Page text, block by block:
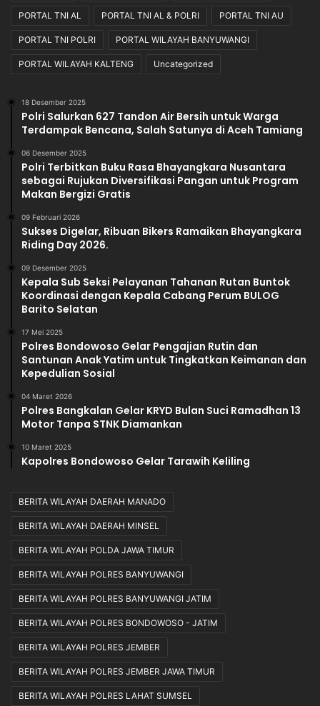
PORTAL TNI AL PORTAL TNI AL & POLRI PORTAL TNI AU
PORTAL TNI POLRI PORTAL WILAYAH BANYUWANGI
PORTAL WILAYAH KALTENG Uncategorized
18 Desember 2025
Polri Salurkan 627 Tandon Air Bersih untuk Warga
Terdampak Bencana, Salah Satunya di Aceh Tamiang
06 Desember 2025
Polri Terbitkan Buku Rasa Bhayangkara Nusantara
sebagai Rujukan Diversifikasi Pangan untuk Program
Makan Bergizi Gratis
09 Februari 2026
Sukses Digelar, Ribuan Bikers Ramaikan Bhayangkara
Riding Day 2026.
09 Desember 2025
Kepala Sub Seksi Pelayanan Tahanan Rutan Buntok
Koordinasi dengan Kepala Cabang Perum BULOG
Barito Selatan
17 Mei 2025
Polres Bondowoso Gelar Pengajian Rutin dan
Santunan Anak Yatim untuk Tingkatkan Keimanan dan
Kepedulian Sosial
04 Maret 2026
Polres Bangkalan Gelar KRYD Bulan Suci Ramadhan 13
Motor Tanpa STNK Diamankan
10 Maret 2025
Kapolres Bondowoso Gelar Tarawih Keliling
BERITA WILAYAH DAERAH MANADO
BERITA WILAYAH DAERAH MINSEL
BERITA WILAYAH POLDA JAWA TIMUR
BERITA WILAYAH POLRES BANYUWANGI
BERITA WILAYAH POLRES BANYUWANGI JATIM
BERITA WILAYAH POLRES BONDOWOSO - JATIM
BERITA WILAYAH POLRES JEMBER
BERITA WILAYAH POLRES JEMBER JAWA TIMUR
BERITA WILAYAH POLRES LAHAT SUMSEL